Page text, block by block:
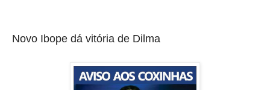
Novo Ibope dá vitória de Dilma